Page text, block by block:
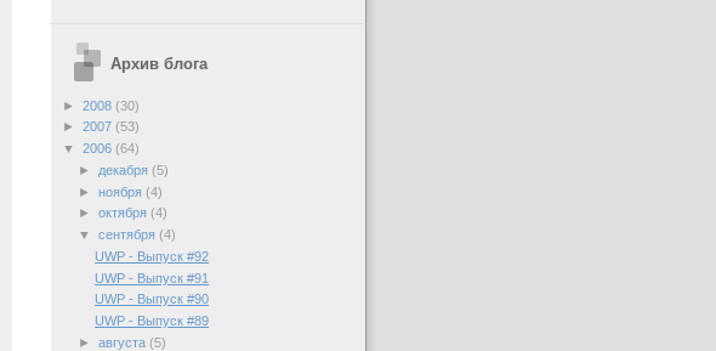
Архив блога
► 2008 (30)
► 2007 (53)
▼ 2006 (64)
►
декабря (5)
► ноября (4)
► октября (4)
▼ сентября (4)
UWP - Выпуск #92
UWP - Выпуск #91
UWP - Выпуск #90
UWP - Выпуск #89
► августа (5)